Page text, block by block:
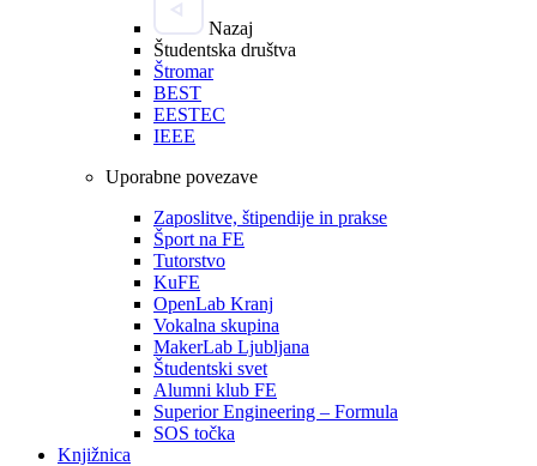
Nazaj
Študentska društva
Štromar
BEST
EESTEC
IEEE
Uporabne povezave
Zaposlitve, štipendije in prakse
Šport na FE
Tutorstvo
KuFE
OpenLab Kranj
Vokalna skupina
MakerLab Ljubljana
Študentski svet
Alumni klub FE
Superior Engineering – Formula
SOS točka
Knjižnica